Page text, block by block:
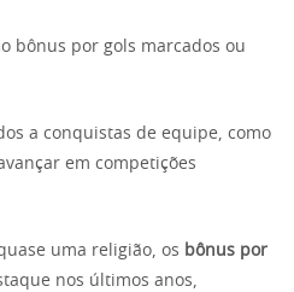
bônus por gols marcados ou
a conquistas de equipe, como
em competições
uma religião, os bônus por
nos últimos anos,